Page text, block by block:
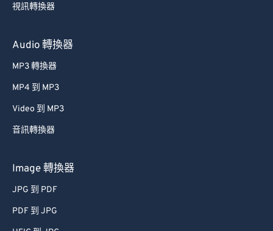
視訊轉換器
Audio 轉換器
MP3 轉換器
MP4 到 MP3
Video 到 MP3
音訊轉換器
Image 轉換器
JPG 到 PDF
PDF 到 JPG